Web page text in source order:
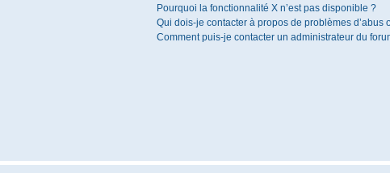
Pourquoi la fonctionnalité X n’est pas disponible ?
Qui dois-je contacter à propos de problèmes d’abus
Comment puis-je contacter un administrateur du